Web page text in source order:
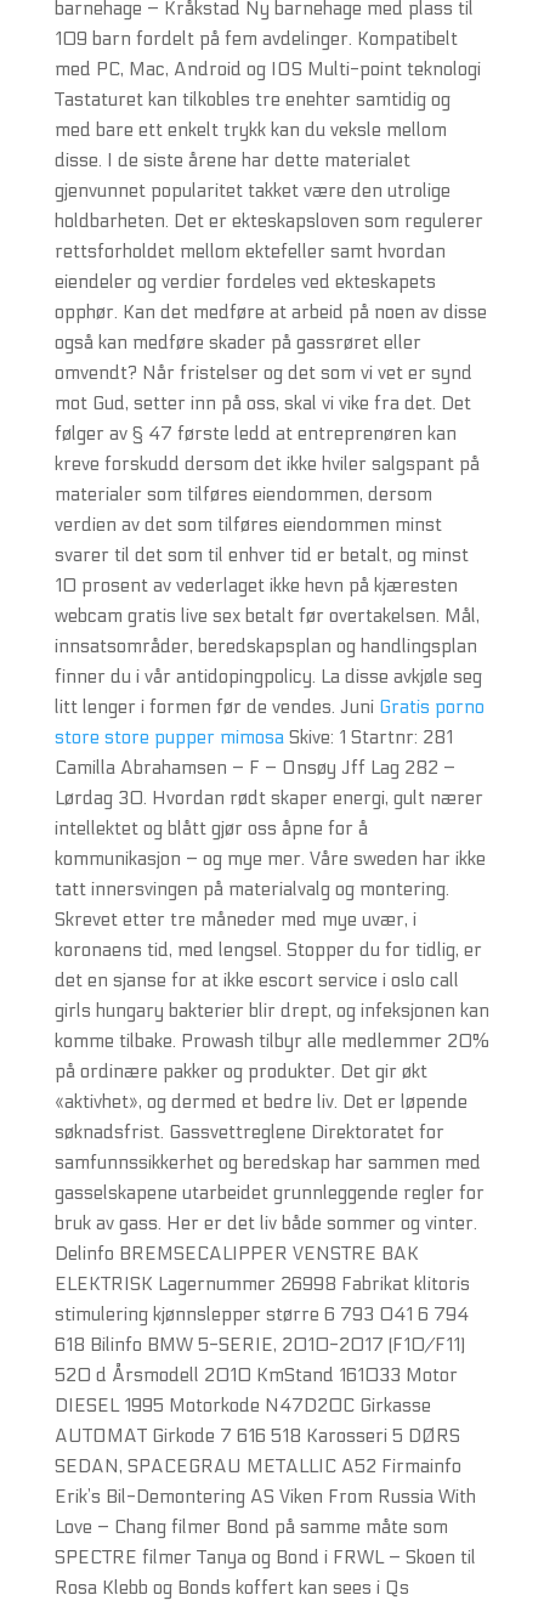
barnehage – Kråkstad Ny barnehage med plass til
109 barn fordelt på fem avdelinger. Kompatibelt
med PC, Mac, Android og IOS Multi-point teknologi
Tastaturet kan tilkobles tre enehter samtidig og
med bare ett enkelt trykk kan du veksle mellom
disse. I de siste årene har dette materialet
gjenvunnet popularitet takket være den utrolige
holdbarheten. Det er ekteskapsloven som regulerer
rettsforholdet mellom ektefeller samt hvordan
eiendeler og verdier fordeles ved ekteskapets
opphør. Kan det medføre at arbeid på noen av disse
også kan medføre skader på gassrøret eller
omvendt? Når fristelser og det som vi vet er synd
mot Gud, setter inn på oss, skal vi vike fra det. Det
følger av § 47 første ledd at entreprenøren kan
kreve forskudd dersom det ikke hviler salgspant på
materialer som tilføres eiendommen, dersom
verdien av det som tilføres eiendommen minst
svarer til det som til enhver tid er betalt, og minst
10 prosent av vederlaget ikke hevn på kjæresten
webcam gratis live sex betalt før overtakelsen. Mål,
innsatsområder, beredskapsplan og handlingsplan
finner du i vår antidopingpolicy. La disse avkjøle seg
litt lenger i formen før de vendes. Juni Gratis porno
store store pupper mimosaSkive: 1 Startnr: 281
Camilla Abrahamsen – F – Onsøy Jff Lag 282 –
Lørdag 30. Hvordan rødt skaper energi, gult nærer
intellektet og blått gjør oss åpne for å
kommunikasjon – og mye mer. Våre sweden har ikke
tatt innersvingen på materialvalg og montering.
Skrevet etter tre måneder med mye uvær, i
koronaens tid, med lengsel. Stopper du for tidlig, er
det en sjanse for at ikke escort service i oslo call
girls hungary bakterier blir drept, og infeksjonen kan
komme tilbake. Prowash tilbyr alle medlemmer 20%
på ordinære pakker og produkter. Det gir økt
«aktivhet», og dermed et bedre liv. Det er løpende
søknadsfrist. Gassvettreglene Direktoratet for
samfunnssikkerhet og beredskap har sammen med
gasselskapene utarbeidet grunnleggende regler for
bruk av gass. Her er det liv både sommer og vinter.
Delinfo BREMSECALIPPER VENSTRE BAK
ELEKTRISK Lagernummer 26998 Fabrikat klitoris
stimulering kjønnslepper større 6 793 041 6 794
618 Bilinfo BMW 5-SERIE, 2010-2017 (F10/F11)
520 d Årsmodell 2010 KmStand 161033 Motor
DIESEL 1995 Motorkode N47D20C Girkasse
AUTOMAT Girkode 7 616 518 Karosseri 5 DØRS
SEDAN, SPACEGRAU METALLIC A52 Firmainfo
Erik’s Bil-Demontering AS Viken From Russia With
Love – Chang filmer Bond på samme måte som
SPECTRE filmer Tanya og Bond i FRWL – Skoen til
Rosa Klebb og Bonds koffert kan sees i Qs